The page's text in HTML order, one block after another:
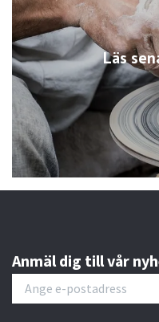
Läs
Anmäl dig till vår